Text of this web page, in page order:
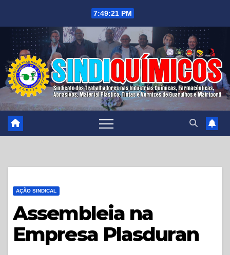
content
7:49:23 PM
AÇÃO SINDICAL
Assembleia na
Empresa Plasduran